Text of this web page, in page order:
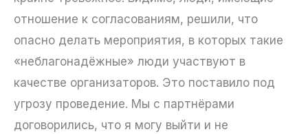
отношение к согласованиям, решили, что
опасно делать мероприятия, в которых такие
«неблагонадёжные» люди участвуют в
качестве организаторов. Это поставило под
угрозу проведение. Мы с партнёрами
договорились, что я могу выйти и не